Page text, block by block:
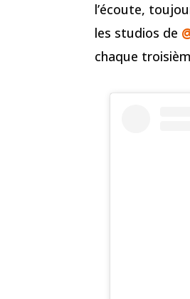
l’écoute,
les studios de
chaque